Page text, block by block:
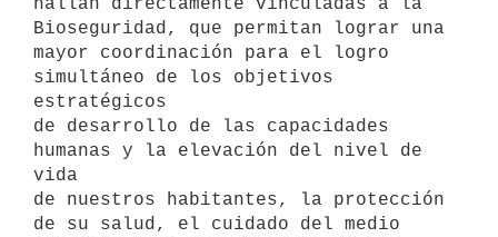
Bioseguridad, que permitan lograr una
mayor coordinación para el logro
simultáneo de los objetivos
estratégicos
de desarrollo de las capacidades
humanas y la elevación del nivel de
vida
de nuestros habitantes, la protección
de su salud, el cuidado del medio